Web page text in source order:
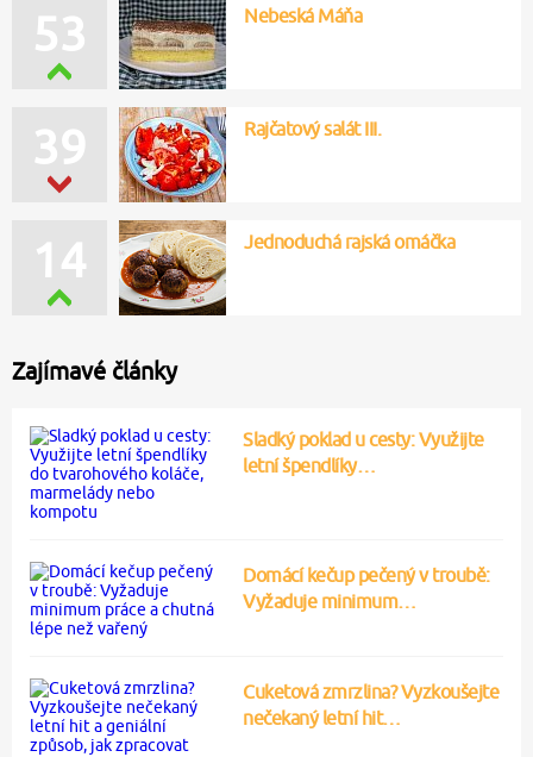
53 Nebeská Máňa
39 Rajčatový salát III.
14 Jednoduchá rajská omáčka
Zajímavé články
Sladký poklad u cesty: Využijte
letní špendlíky…
Domácí kečup pečený v troubě:
Vyžaduje minimum…
Cuketová zmrzlina? Vyzkoušejte
nečekaný letní hit…